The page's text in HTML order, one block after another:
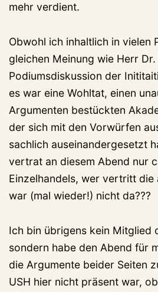
mehr verdient.
Obwohl ich inhaltlich in vielen
gleichen Meinung wie Herr
Podiumsdiskussion der
es war eine Wohltat, einen
Argumenten bestückten
der sich mit den Vorwürfen
sachlich auseinandergesetzt
vertrat an diesem Abend nur
Einzelhandels, wer vertritt die
war (mal wieder!) nicht da???
Ich bin übrigens kein Mitglied
sondern habe den Abend für
die Argumente beider Seiten
USH hier nicht präsent war,